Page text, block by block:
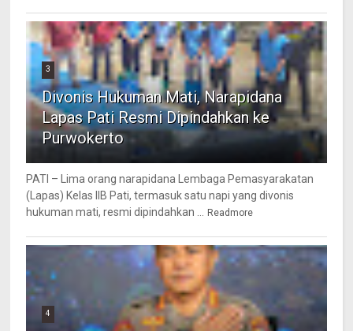
3
Divonis Hukuman Mati, Narapidana
Lapas Pati Resmi Dipindahkan ke
Purwokerto
PATI – Lima orang narapidana Lembaga Pemasyarakatan
(Lapas) Kelas IIB Pati, termasuk satu napi yang divonis
hukuman mati, resmi dipindahkan ... Readmore
4